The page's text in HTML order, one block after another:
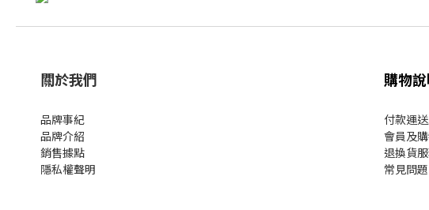
關於我們
品牌事紀
品牌介紹
銷售據點
隱私權聲明
購物
付款運
會員及
退換貨
常見問